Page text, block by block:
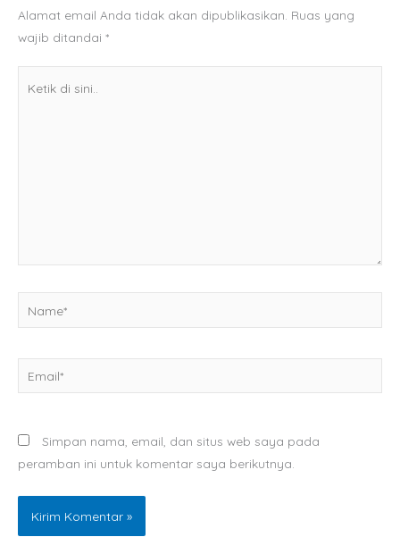
Alamat email Anda tidak akan dipublikasikan. Ruas yang
wajib ditandai *
Simpan nama, email, dan situs web saya pada
peramban ini untuk komentar saya berikutnya.